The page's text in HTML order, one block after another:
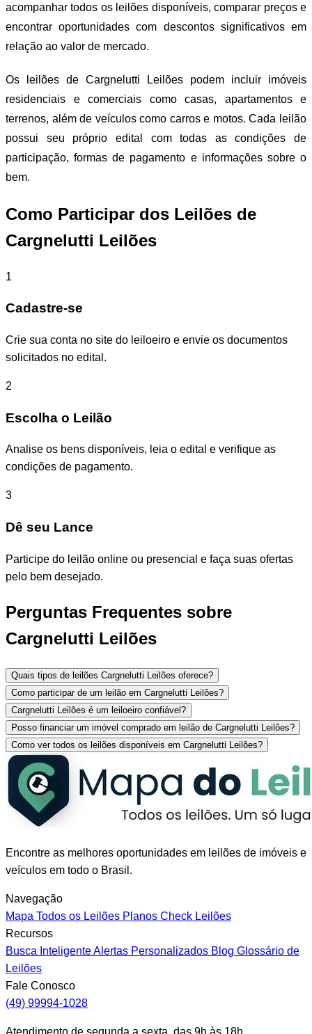
acompanhar todos os leilões disponíveis, comparar preços e
encontrar oportunidades com descontos significativos em
relação ao valor de mercado.
Os leilões de Cargnelutti Leilões podem incluir imóveis
residenciais e comerciais como casas, apartamentos e
terrenos, além de veículos como carros e motos. Cada leilão
possui seu próprio edital com todas as condições de
participação, formas de pagamento e informações sobre o
bem.
Como Participar dos Leilões de
Cargnelutti Leilões
1
Cadastre-se
Crie sua conta no site do leiloeiro e envie os documentos
solicitados no edital.
2
Escolha o Leilão
Analise os bens disponíveis, leia o edital e verifique as
condições de pagamento.
3
Dê seu Lance
Participe do leilão online ou presencial e faça suas ofertas
pelo bem desejado.
Perguntas Frequentes sobre
Cargnelutti Leilões
Quais tipos de leilões Cargnelutti Leilões oferece?
Como participar de um leilão em Cargnelutti Leilões?
Cargnelutti Leilões é um leiloeiro confiável?
Posso financiar um imóvel comprado em leilão de Cargnelutti Leilões?
Como ver todos os leilões disponíveis em Cargnelutti Leilões?
Encontre as melhores oportunidades em leilões de imóveis e
veículos em todo o Brasil.
Navegação
Mapa Todos os Leilões Planos Check Leilões
Recursos
Busca InteligenteAlertas Personalizados Blog Glossário de
Leilões
Fale Conosco
(49) 99994-1028
Atendimento de segunda a sexta, das 9h às 18h